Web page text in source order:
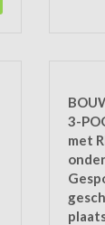
3-
met